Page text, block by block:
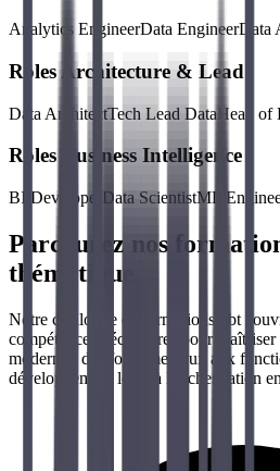
Analytics EngineerData EngineerData
Rôles Architecture & Lead
Data ArchitectTech Lead Data Head of
Rôles Business Intelligence
BI Developer Data ScientistML
Parcourez nos
thématique
Notre catalogue de formations dbt
compétences nécessaires pour
moderne : des fondamentaux aux
développement local à l'orchestration